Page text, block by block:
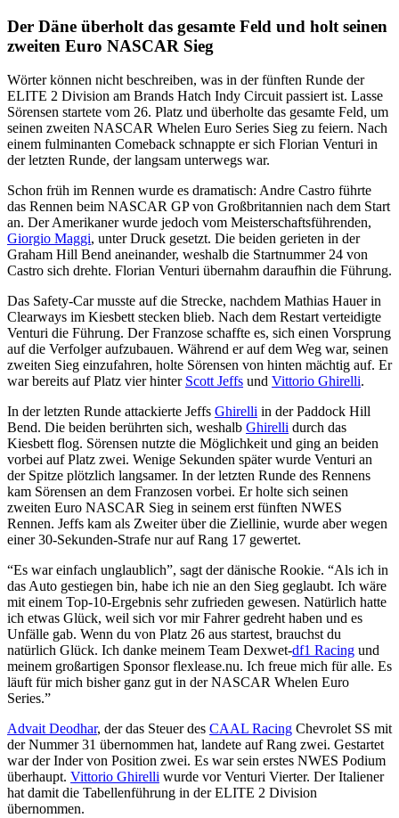
Der Däne überholt das gesamte Feld und holt seinen
zweiten Euro NASCAR Sieg
Wörter können nicht beschreiben, was in der fünften Runde der
ELITE 2 Division am Brands Hatch Indy Circuit passiert ist. Lasse
Sörensen startete vom 26. Platz und überholte das gesamte Feld, um
seinen zweiten NASCAR Whelen Euro Series Sieg zu feiern. Nach
einem fulminanten Comeback schnappte er sich Florian Venturi in
der letzten Runde, der langsam unterwegs war.
Schon früh im Rennen wurde es dramatisch: Andre Castro führte
das Rennen beim NASCAR GP von Großbritannien nach dem Start
an. Der Amerikaner wurde jedoch vom Meisterschaftsführenden,
Giorgio Maggi, unter Druck gesetzt. Die beiden gerieten in der
Graham Hill Bend aneinander, weshalb die Startnummer 24 von
Castro sich drehte. Florian Venturi übernahm daraufhin die Führung.
Das Safety-Car musste auf die Strecke, nachdem Mathias Hauer in
Clearways im Kiesbett stecken blieb. Nach dem Restart verteidigte
Venturi die Führung. Der Franzose schaffte es, sich einen Vorsprung
auf die Verfolger aufzubauen. Während er auf dem Weg war, seinen
zweiten Sieg einzufahren, holte Sörensen von hinten mächtig auf. Er
war bereits auf Platz vier hinter Scott Jeffs und Vittorio Ghirelli.
In der letzten Runde attackierte Jeffs Ghirelli in der Paddock Hill
Bend. Die beiden berührten sich, weshalb Ghirelli durch das
Kiesbett flog. Sörensen nutzte die Möglichkeit und ging an beiden
vorbei auf Platz zwei. Wenige Sekunden später wurde Venturi an
der Spitze plötzlich langsamer. In der letzten Runde des Rennens
kam Sörensen an dem Franzosen vorbei. Er holte sich seinen
zweiten Euro NASCAR Sieg in seinem erst fünften NWES
Rennen. Jeffs kam als Zweiter über die Ziellinie, wurde aber wegen
einer 30-Sekunden-Strafe nur auf Rang 17 gewertet.
“Es war einfach unglaublich”, sagt der dänische Rookie. “Als ich in
das Auto gestiegen bin, habe ich nie an den Sieg geglaubt. Ich wäre
mit einem Top-10-Ergebnis sehr zufrieden gewesen. Natürlich hatte
ich etwas Glück, weil sich vor mir Fahrer gedreht haben und es
Unfälle gab. Wenn du von Platz 26 aus startest, brauchst du
natürlich Glück. Ich danke meinem Team Dexwet-df1 Racing und
meinem großartigen Sponsor flexlease.nu. Ich freue mich für alle. Es
läuft für mich bisher ganz gut in der NASCAR Whelen Euro
Series.”
Advait Deodhar, der das Steuer des CAAL Racing Chevrolet SS mit
der Nummer 31 übernommen hat, landete auf Rang zwei. Gestartet
war der Inder von Position zwei. Es war sein erstes NWES Podium
überhaupt. Vittorio Ghirelli wurde vor Venturi Vierter. Der Italiener
hat damit die Tabellenführung in der ELITE 2 Division
übernommen.